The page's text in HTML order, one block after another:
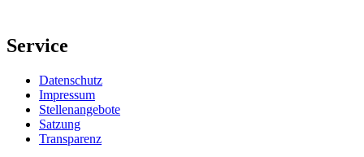
Service
Datenschutz
Impressum
Stellenangebote
Satzung
Transparenz